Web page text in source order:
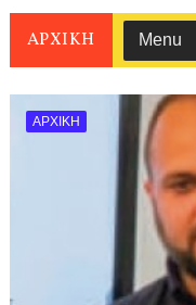
ΑΡΧΙΚΗ
ΑΡΧΙΚΗ